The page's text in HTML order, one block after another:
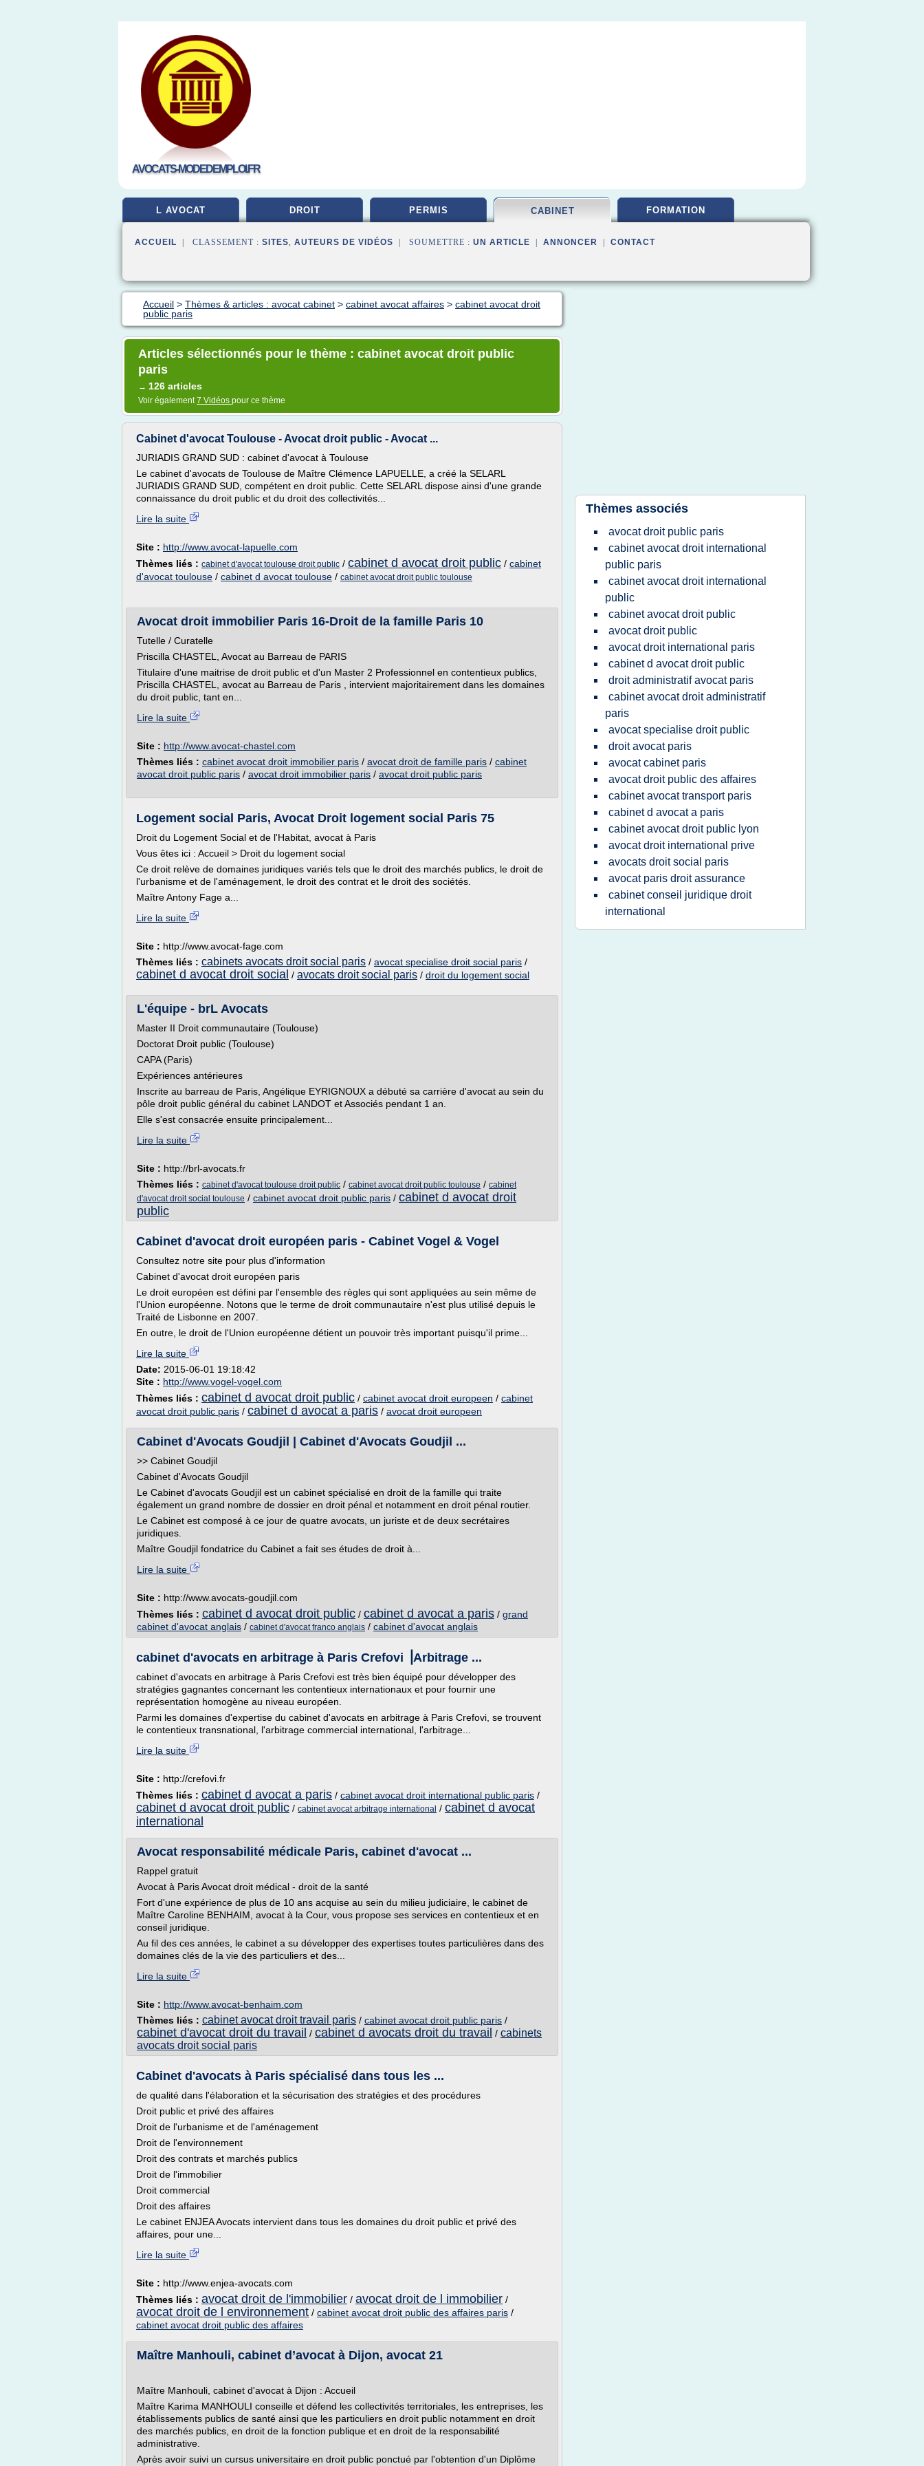
AVOCATS-MODEDEMPLOI.FR
L AVOCAT DROIT PERMIS CABINET FORMATION
ACCUEIL | CLASSEMENT : SITES, AUTEURS DE VIDÉOS | SOUMETTRE : UN ARTICLE ANNONCER CONTACT
Accueil > Thèmes & articles : avocat cabinet > cabinet avocat affaires > cabinet avocat droit
public paris
Articles sélectionnés pour le thème : cabinet avocat droit public
paris
→ 126 articles
Voir également7 Vidéos pour ce thème
Cabinet d'avocat Toulouse - Avocat droit public - Avocat ...
JURIADIS GRAND SUD : cabinet d'avocat à Toulouse
Le cabinet d'avocats de Toulouse de Maître Clémence LAPUELLE, a créé la SELARL
JURIADIS GRAND SUD, compétent en droit public. Cette SELARL dispose ainsi d'une grande
connaissance du droit public et du droit des collectivités...
Lire la suite
Site : http://www.avocat-lapuelle.com
Thèmes liés : cabinet d'avocat toulouse droit public / cabinet d avocat droit public / cabinet
d'avocat toulouse / cabinet d avocat toulouse / cabinet avocat droit public toulouse
Avocat droit immobilier Paris 16-Droit de la famille Paris 10
Tutelle / Curatelle
Priscilla CHASTEL, Avocat au Barreau de PARIS
Titulaire d'une maitrise de droit public et d'un Master 2 Professionnel en contentieux publics,
Priscilla CHASTEL, avocat au Barreau de Paris , intervient majoritairement dans les domaines
du droit public, tant en...
Lire la suite
Site : http://www.avocat-chastel.com
Thèmes liés : cabinet avocat droit immobilier paris / avocat droit de famille paris / cabinet
avocat droit public paris / avocat droit immobilier paris / avocat droit public paris
Logement social Paris, Avocat Droit logement social Paris 75
Droit du Logement Social et de l'Habitat, avocat à Paris
Vous êtes ici : Accueil > Droit du logement social
Ce droit relève de domaines juridiques variés tels que le droit des marchés publics, le droit de
l'urbanisme et de l'aménagement, le droit des contrat et le droit des sociétés.
Maître Antony Fage a...
Lire la suite
Site : http://www.avocat-fage.com
Thèmes liés : cabinets avocats droit social paris / avocat specialise droit social paris /
cabinet d avocat droit social / avocats droit social paris / droit du logement social
L'équipe - brL Avocats
Master II Droit communautaire (Toulouse)
Doctorat Droit public (Toulouse)
CAPA (Paris)
Expériences antérieures
Inscrite au barreau de Paris, Angélique EYRIGNOUX a débuté sa carrière d'avocat au sein du
pôle droit public général du cabinet LANDOT et Associés pendant 1 an.
Elle s'est consacrée ensuite principalement...
Lire la suite
Site : http://brl-avocats.fr
Thèmes liés : cabinet d'avocat toulouse droit public / cabinet avocat droit public toulouse / cabinet
d'avocat droit social toulouse / cabinet avocat droit public paris / cabinet d avocat droit
public
Cabinet d'avocat droit européen paris - Cabinet Vogel & Vogel
Consultez notre site pour plus d'information
Cabinet d'avocat droit européen paris
Le droit européen est défini par l'ensemble des règles qui sont appliquées au sein même de
l'Union européenne. Notons que le terme de droit communautaire n'est plus utilisé depuis le
Traité de Lisbonne en 2007.
En outre, le droit de l'Union européenne détient un pouvoir très important puisqu'il prime...
Lire la suite
Date: 2015-06-01 19:18:42
Site : http://www.vogel-vogel.com
Thèmes liés : cabinet d avocat droit public / cabinet avocat droit europeen / cabinet
avocat droit public paris / cabinet d avocat a paris / avocat droit europeen
Cabinet d'Avocats Goudjil | Cabinet d'Avocats Goudjil ...
>> Cabinet Goudjil
Cabinet d'Avocats Goudjil
Le Cabinet d'avocats Goudjil est un cabinet spécialisé en droit de la famille qui traite
également un grand nombre de dossier en droit pénal et notamment en droit pénal routier.
Le Cabinet est composé à ce jour de quatre avocats, un juriste et de deux secrétaires
juridiques.
Maître Goudjil fondatrice du Cabinet a fait ses études de droit à...
Lire la suite
Site : http://www.avocats-goudjil.com
Thèmes liés : cabinet d avocat droit public / cabinet d avocat a paris / grand
cabinet d'avocat anglais / cabinet d'avocat franco anglais / cabinet d'avocat anglais
cabinet d'avocats en arbitrage à Paris Crefovi ⎥Arbitrage ...
cabinet d'avocats en arbitrage à Paris Crefovi est très bien équipé pour développer des
stratégies gagnantes concernant les contentieux internationaux et pour fournir une
représentation homogène au niveau européen.
Parmi les domaines d'expertise du cabinet d'avocats en arbitrage à Paris Crefovi, se trouvent
le contentieux transnational, l'arbitrage commercial international, l'arbitrage...
Lire la suite
Site : http://crefovi.fr
Thèmes liés : cabinet d avocat a paris / cabinet avocat droit international public paris /
cabinet d avocat droit public / cabinet avocat arbitrage international / cabinet d avocat
international
Avocat responsabilité médicale Paris, cabinet d'avocat ...
Rappel gratuit
Avocat à Paris Avocat droit médical - droit de la santé
Fort d'une expérience de plus de 10 ans acquise au sein du milieu judiciaire, le cabinet de
Maître Caroline BENHAIM, avocat à la Cour, vous propose ses services en contentieux et en
conseil juridique.
Au fil des ces années, le cabinet a su développer des expertises toutes particulières dans des
domaines clés de la vie des particuliers et des...
Lire la suite
Site : http://www.avocat-benhaim.com
Thèmes liés : cabinet avocat droit travail paris / cabinet avocat droit public paris /
cabinet d'avocat droit du travail / cabinet d avocats droit du travail / cabinets
avocats droit social paris
Cabinet d'avocats à Paris spécialisé dans tous les ...
de qualité dans l'élaboration et la sécurisation des stratégies et des procédures
Droit public et privé des affaires
Droit de l'urbanisme et de l'aménagement
Droit de l'environnement
Droit des contrats et marchés publics
Droit de l'immobilier
Droit commercial
Droit des affaires
Le cabinet ENJEA Avocats intervient dans tous les domaines du droit public et privé des
affaires, pour une...
Lire la suite
Site : http://www.enjea-avocats.com
Thèmes liés : avocat droit de l'immobilier / avocat droit de l immobilier /
avocat droit de l environnement / cabinet avocat droit public des affaires paris /
cabinet avocat droit public des affaires
Maître Manhouli, cabinet d’avocat à Dijon, avocat 21
Maître Manhouli, cabinet d'avocat à Dijon : Accueil
Maître Karima MANHOULI conseille et défend les collectivités territoriales, les entreprises, les
établissements publics de santé ainsi que les particuliers en droit public notamment en droit
des marchés publics, en droit de la fonction publique et en droit de la responsabilité
administrative.
Après avoir suivi un cursus universitaire en droit public ponctué par l'obtention d'un Diplôme
Thèmes associés
avocat droit public paris
cabinet avocat droit international
public paris
cabinet avocat droit international
public
cabinet avocat droit public
avocat droit public
avocat droit international paris
cabinet d avocat droit public
droit administratif avocat paris
cabinet avocat droit administratif
paris
avocat specialise droit public
droit avocat paris
avocat cabinet paris
avocat droit public des affaires
cabinet avocat transport paris
cabinet d avocat a paris
cabinet avocat droit public lyon
avocat droit international prive
avocats droit social paris
avocat paris droit assurance
cabinet conseil juridique droit
international